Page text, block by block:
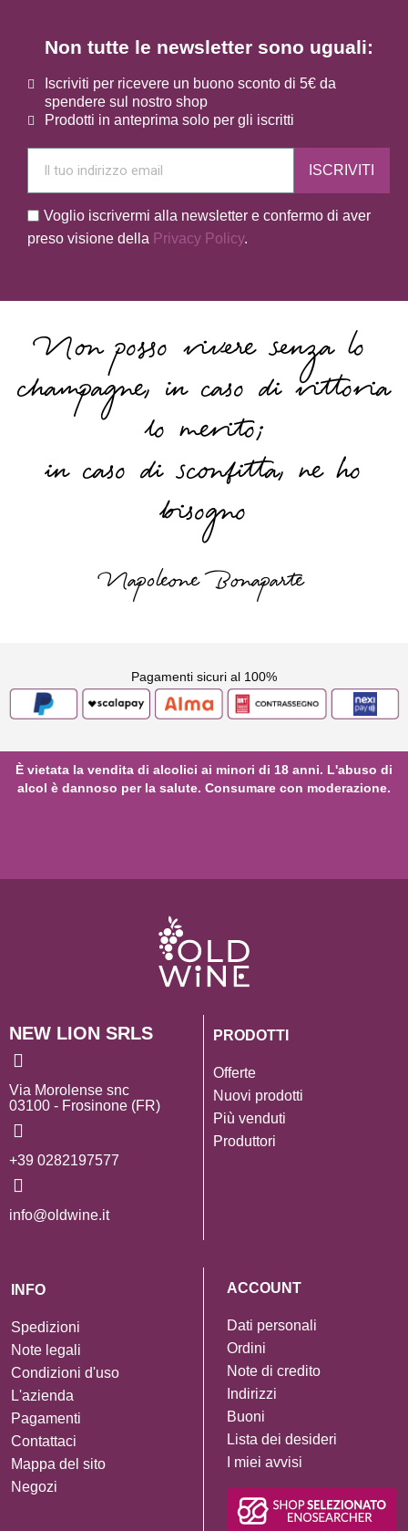
Non tutte le newsletter sono uguali:
Iscriviti per ricevere un buono sconto di 5€ da
spendere sul nostro shop
Prodotti in anteprima solo per gli iscritti
ISCRIVITI
Voglio iscrivermi alla newsletter e confermo di aver
preso visione della Privacy Policy.
Non posso vivere senza lo
champagne, in caso di vittoria
lo merito;
in caso di sconfitta, ne ho
bisogno
Napoleone Bonaparte
Pagamenti sicuri al 100%
È vietata la vendita di alcolici ai minori di 18 anni. L'abuso di
alcol è dannoso per la salute. Consumare con moderazione.
NEW LION SRLS
Via Morolense snc
03100 - Frosinone (FR)
+39 0282197577
info@oldwine.it
PRODOTTI
Offerte
Nuovi prodotti
Più venduti
Produttori
INFO
Spedizioni
Note legali
Condizioni d'uso
L'azienda
Pagamenti
Contattaci
Mappa del sito
Negozi
ACCOUNT
Dati personali
Ordini
Note di credito
Indirizzi
Buoni
Lista dei desideri
I miei avvisi